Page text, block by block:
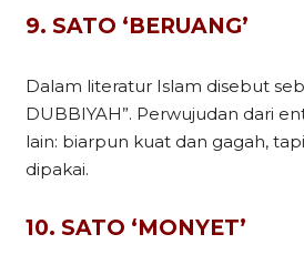
9. SATO ‘BERUANG’
Dalam literatur Islam disebut
DUBBIYAH”. Perwujudan dari
lain: biarpun kuat dan gagah,
dipakai.
10. SATO ‘MONYET’